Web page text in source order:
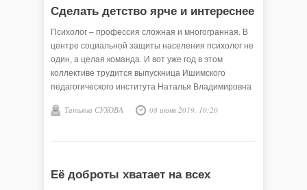
Сделать детство ярче и интереснее
Психолог – профессия сложная и многогранная. В
центре социальной защиты населения психолог не
один, а целая команда. И вот уже год в этом
коллективе трудится выпускница Ишимского
педагогического института Наталья Владимировна
социальный педагог- психолог.
Татьяна СУХОВА 08 июня 2019, 10:20
Её доброты хватает на всех